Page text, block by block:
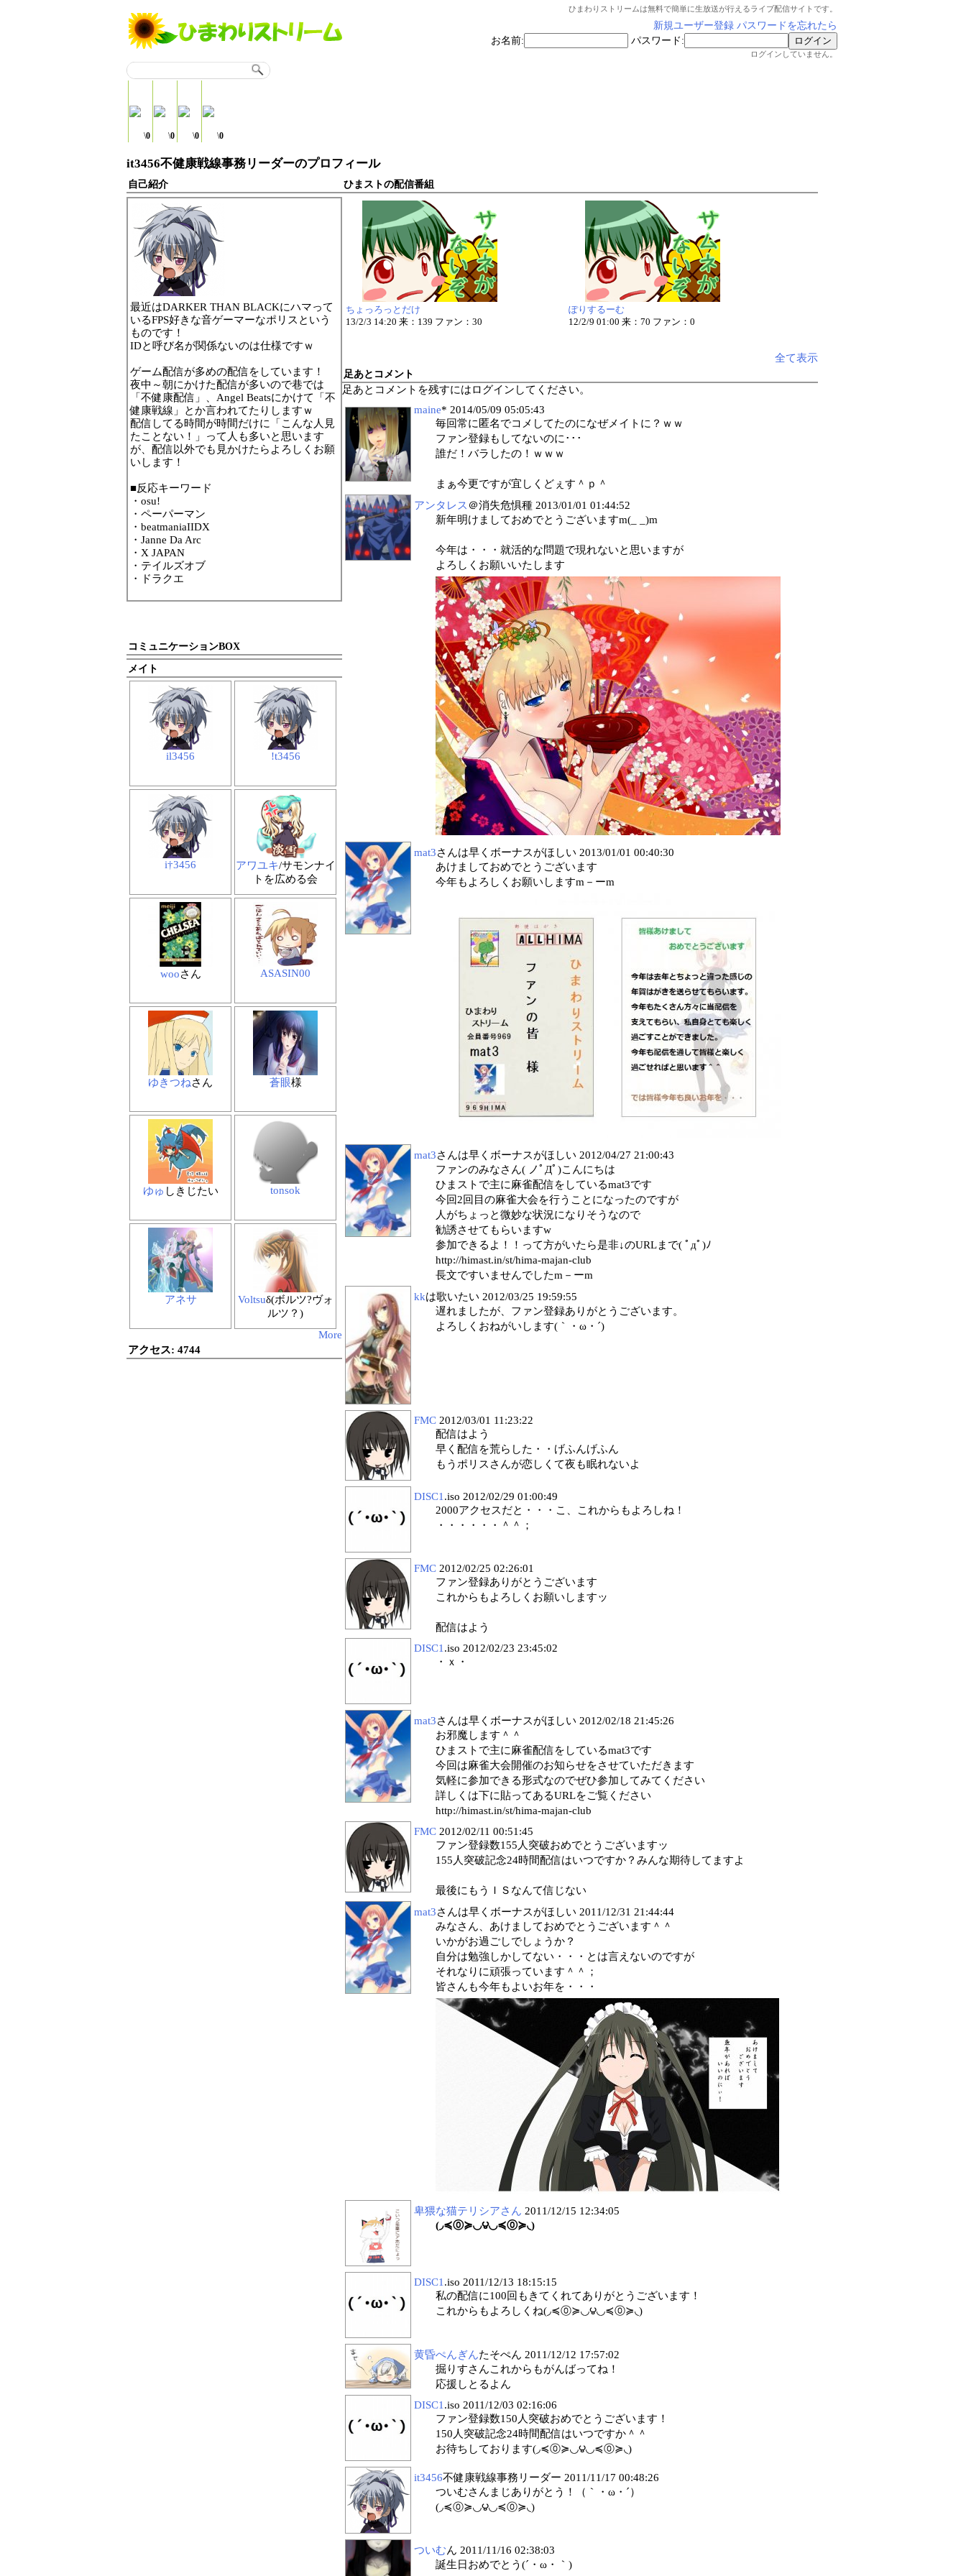
ひまわりストリームは無料で簡単に生放送が行えるライブ配信サイトです。
新規ユーザー登録 パスワードを忘れたら
お名前:
パスワード:
ログインしていません。
\0 \0 \0 \0
it3456不健康戦線事務リーダーのプロフィール
自己紹介
最近はDARKER THAN BLACKにハマって
いるFPS好きな音ゲーマーなポリスという
ものです！
IDと呼び名が関係ないのは仕様ですｗ
ゲーム配信が多めの配信をしています！
夜中～朝にかけた配信が多いので巷では
「不健康配信」、Angel Beatsにかけて「不
健康戦線」とか言われてたりしますｗ
配信してる時間が時間だけに「こんな人見
たことない！」って人も多いと思います
が、配信以外でも見かけたらよろしくお願
いします！
■反応キーワード
・osu!
・ペーパーマン
・beatmaniaIIDX
・Janne Da Arc
・X JAPAN
・テイルズオブ
・ドラクエ
コミュニケーションBOX
メイト
il3456 !t3456
i†3456 アワユキ/サモンナイ
トを広める会
wooさん ASASIN00
ゆきつねさん 蒼眼様
ゆゅ しきじたい tonsok
アネサ Voltsuδ(ボルツ?ヴォ
ルツ？)
More
アクセス: 4744
ひまストの配信番組
ちょっろっとだけ
13/2/3 14:20 来：139 ファン：30
ぽりするーむ
12/2/9 01:00 来：70 ファン：0
全て表示
足あとコメント
足あとコメントを残すにはログインしてください。
maine* 2014/05/09 05:05:43
毎回常に匿名でコメしてたのになぜメイトに？ｗｗ
ファン登録もしてないのに･･･
誰だ！バラしたの！ｗｗｗ
まぁ今更ですが宜しくどぇす＾ｐ＾
アンタレス ＠消失危惧種 2013/01/01 01:44:52
新年明けましておめでとうございますm(_ _)m
今年は・・・就活的な問題で現れないと思いますが
よろしくお願いいたします
mat3さんは早くボーナスがほしい 2013/01/01 00:40:30
あけましておめでとうございます
今年もよろしくお願いしますm－ーm
mat3さんは早くボーナスがほしい 2012/04/27 21:00:43
ファンのみなさん( ノﾟДﾟ)こんにちは
ひまストで主に麻雀配信をしているmat3です
今回2回目の麻雀大会を行うことになったのですが
人がちょっと微妙な状況になりそうなので
勧誘させてもらいますw
参加できるよ！！って方がいたら是非↓のURLまで( ﾟдﾟ)ﾉ
http://himast.in/st/hima-majan-club
長文ですいませんでしたm－ーm
kkは歌いたい 2012/03/25 19:59:55
遅れましたが、ファン登録ありがとうございます。
よろしくおねがいします(｀・ω・´)
FMC 2012/03/01 11:23:22
配信はよう
早く配信を荒らした・・げふんげふん
もうポリスさんが恋しくて夜も眠れないよ
DISC1 .iso 2012/02/29 01:00:49
2000アクセスだと・・・こ、これからもよろしね！
・・・・・・＾＾；
FMC 2012/02/25 02:26:01
ファン登録ありがとうございます
これからもよろしくお願いしますッ
配信はよう
DISC1 .iso 2012/02/23 23:45:02
・ｘ・
mat3さんは早くボーナスがほしい 2012/02/18 21:45:26
お邪魔します＾＾
ひまストで主に麻雀配信をしているmat3です
今回は麻雀大会開催のお知らせをさせていただきます
気軽に参加できる形式なのでぜひ参加してみてください
詳しくは下に貼ってあるURLをご覧ください
http://himast.in/st/hima-majan-club
FMC 2012/02/11 00:51:45
ファン登録数155人突破おめでとうございますッ
155人突破記念24時間配信はいつですか？みんな期待してますよ
最後にもうＩＳなんて信じない
mat3さんは早くボーナスがほしい 2011/12/31 21:44:44
みなさん、あけましておめでとうございます＾＾
いかがお過ごしでしょうか？
自分は勉強しかしてない・・・とは言えないのですが
それなりに頑張っています＾＾；
皆さんも今年もよいお年を・・・
卑猥な猫テリシアさん 2011/12/15 12:34:05
(◞≼⓪≽◟◞౪◟◞≼⓪≽◟)
DISC1 .iso 2011/12/13 18:15:15
私の配信に100回もきてくれてありがとうございます！
これからもよろしくね(◞≼⓪≽◟◞౪◟◞≼⓪≽◟)
黄昏ぺんぎんたそぺん 2011/12/12 17:57:02
掘りすさんこれからもがんばってね！
応援しとるよん
DISC1 .iso 2011/12/03 02:16:06
ファン登録数150人突破おめでとうございます！
150人突破記念24時間配信はいつですか＾＾
お待ちしております(◞≼⓪≽◟◞౪◟◞≼⓪≽◟)
it3456不健康戦線事務リーダー 2011/11/17 00:48:26
ついむさんまじありがとう！（｀・ω・´）
(◞≼⓪≽◟◞౪◟◞≼⓪≽◟)
ついむん 2011/11/16 02:38:03
誕生日おめでとう(´・ω・｀)